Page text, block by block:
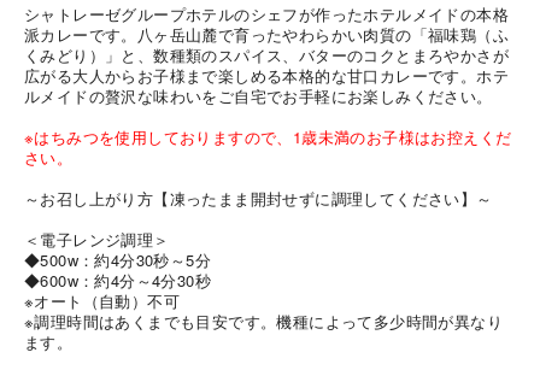
シャトレーゼグループホテルのシェフが作ったホテルメイドの本格
派カレーです。八ヶ岳山麓で育ったやわらかい肉質の「福味鶏（ふ
くみどり）」と、数種類のスパイス、バターのコクとまろやかさが
広がる大人からお子様まで楽しめる本格的な甘口カレーです。ホテ
ルメイドの贅沢な味わいをご自宅でお手軽にお楽しみください。
※はちみつを使用しておりますので、1歳未満のお子様はお控えくだ
さい。
～お召し上がり方【凍ったまま開封せずに調理してください】～
＜電子レンジ調理＞
◆500w：約4分30秒～5分
◆600w：約4分～4分30秒
※オート（自動）不可
※調理時間はあくまでも目安です。機種によって多少時間が異なり
ます。